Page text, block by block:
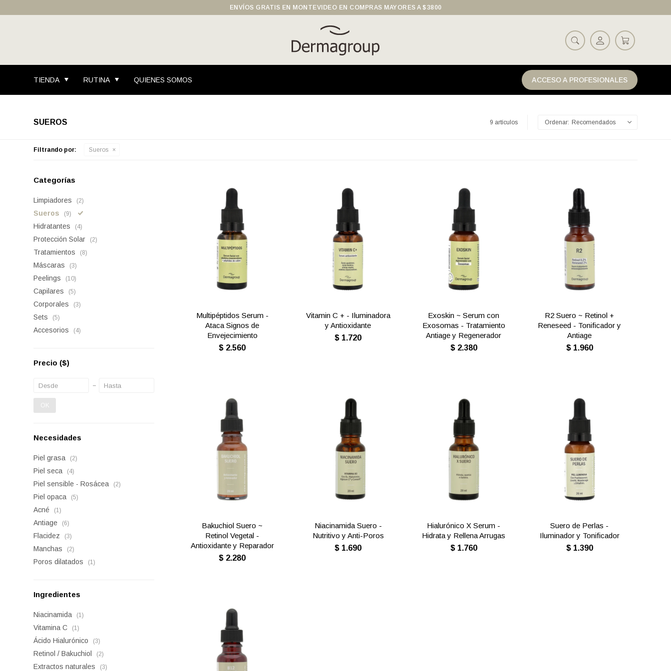
TIENDA RUTINA QUIENES SOMOS ACCESO A PROFESIONALES
ENVÍOS GRATIS EN MONTEVIDEO EN COMPRAS MAYORES A $3800
SUEROS 9 artículos Recomendados
Filtrando por: Sueros
Multipéptidos Serum -
Ataca Signos de
Envejecimiento
$ 2.560
Vitamin C + - Iluminadora
y Antioxidante
$ 1.720
Exoskin ~ Serum con
Exosomas - Tratamiento
Antiage y Regenerador
$ 2.380
R2 Suero ~ Retinol +
Reneseed - Tonificador y
Antiage
$ 1.960
Bakuchiol Suero ~
Retinol Vegetal -
Antioxidante y Reparador
$ 2.280
Niacinamida Suero -
Nutritivo y Anti-Poros
$ 1.690
Hialurónico X Serum -
Hidrata y Rellena Arrugas
$ 1.760
Suero de Perlas -
Iluminador y Tonificador
$ 1.390
Categorías
Limpiadores (2)
Sueros (9)
Hidratantes (4)
Protección Solar (2)
Tratamientos (8)
Máscaras (3)
Peelings (10)
Capilares (5)
Corporales (3)
Sets (5)
Accesorios (4)
Precio ($)
OK
Necesidades
Piel grasa (2)
Piel seca (4)
Piel sensible - Rosácea (2)
Piel opaca (5)
Acné (1)
Antiage (6)
Flacidez (3)
Manchas (2)
Poros dilatados (1)
Ingredientes
Niacinamida (1)
Vitamina C (1)
Ácido Hialurónico (3)
Retinol / Bakuchiol (2)
Extractos naturales (3)